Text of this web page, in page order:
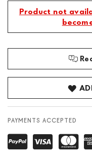
Product not
PAYMENTS ACCEPTED